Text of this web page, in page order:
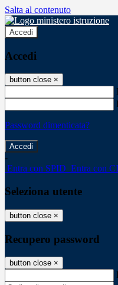
Salta al contenuto
Accedi
Accedi
button close ×
Password dimenticata?
-
Entra con SPID Entra con
Seleziona utente
button close ×
Recupero password
button close ×